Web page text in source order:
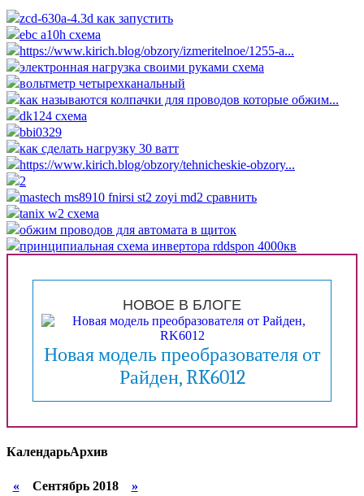
zcd-630a-4.3d как запустить
ebc a10h схема
https://www.kirich.blog/obzory/izmeritelnoe/1255-a...
электронная нагрузка своими руками схема
вольтметр четырехканальный
как называются колпачки для проводов которые обжим...
dk124 схема
bbi0329
как сделать нагрузку 30 ватт
https://www.kirich.blog/obzory/tehnicheskie-obzory...
2
mastech ms8910 fnirsi st2 zoyi md2 сравнить
tanix w2 схема
обжим проводов для автомата в щиток
принципиальная схема инвертора rddspon 4000кв
НОВОЕ В БЛОГЕ
Новая модель преобразователя от
Райден, RK6012
КалендарьАрхив
«Сентябрь 2018 »